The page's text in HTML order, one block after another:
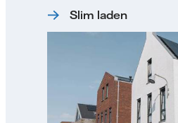
Slim laden